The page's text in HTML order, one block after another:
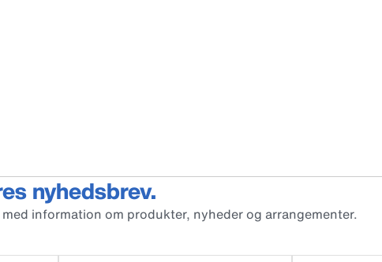
nyhedsbrev.
information om produkter, nyheder og arrangementer.